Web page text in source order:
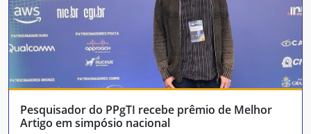
Pesquisador do PPgTI recebe prêmio de Melhor
Artigo em simpósio nacional